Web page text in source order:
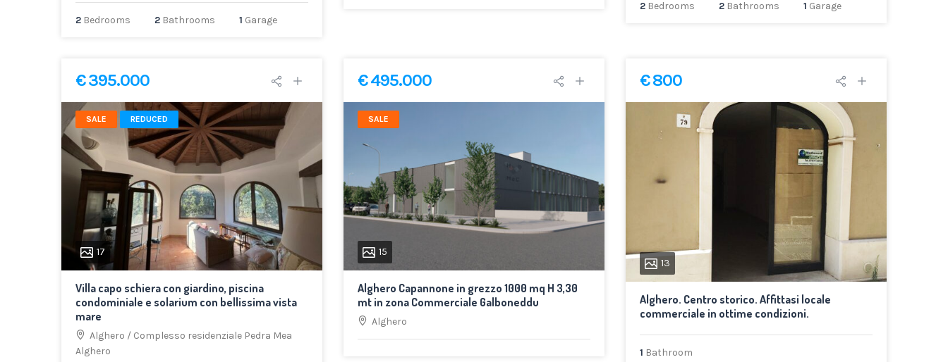
2 Bedrooms 2 Bathrooms 1 Garage
2Bedrooms 2Bathrooms 1 Garage
€ 395.000
SALE REDUCED
17
Villa capo schiera con giardino, piscina
condominiale e solarium con bellissima vista
mare
Alghero / Complesso residenziale Pedra Mea
Alghero
€ 495.000
SALE
15
Alghero Capannone in grezzo 1000 mq H 3,30
mt in zona Commerciale Galboneddu
Alghero
€ 800
13
Alghero. Centro storico. Affittasi locale
commerciale in ottime condizioni.
1 Bathroom